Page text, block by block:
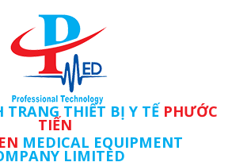
TRANG THIẾT BỊ Y TẾ PHƯỚC
TIẾN
MEDICAL EQUIPMENT
LIMITED